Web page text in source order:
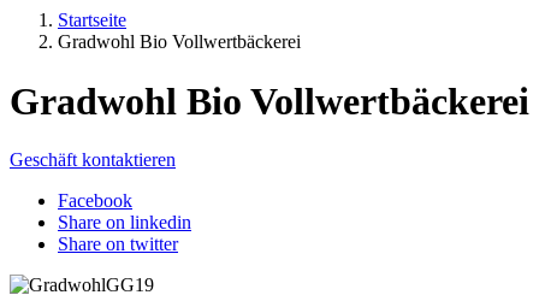
Startseite
Gradwohl Bio Vollwertbäckerei
Gradwohl Bio Vollwertbäckerei
Geschäft kontaktieren
Facebook
Share on linkedin
Share on twitter